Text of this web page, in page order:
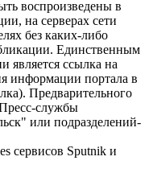
воспроизведены в
на серверах сети
без каких-либо
Единственным
является ссылка на
информации портала в
Предварительного
службы
или подразделений-
сервисов Sputnik и